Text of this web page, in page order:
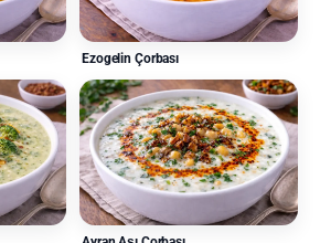
Ezogelin Çorbası